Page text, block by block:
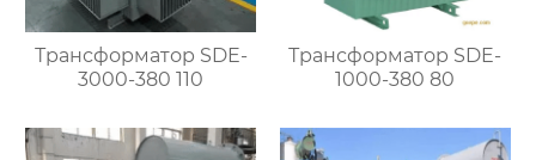
Трансформатор SDE-
3000-380 110
Трансформатор SDE-
1000-380 80